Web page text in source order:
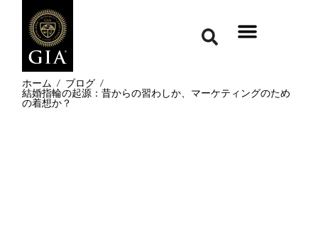
ホーム / ブログ /
結婚指輪の起源：昔からの習わしか、マーケティングのため
の着想か？